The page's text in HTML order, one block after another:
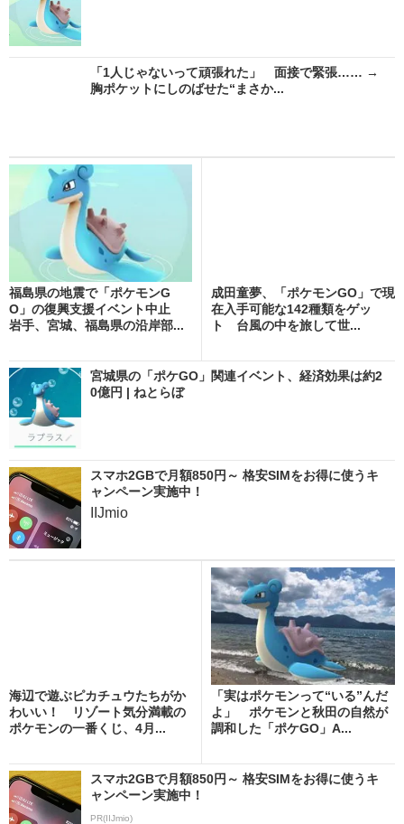
「1人じゃないって頑張れた」 面接で緊張…… →
胸ポケットにしのばせた“まさか...
福島県の地震で「ポケモンG
O」の復興支援イベント中止
岩手、宮城、福島県の沿岸部...
成田童夢、「ポケモンGO」で現
在入手可能な142種類をゲッ
ト 台風の中を旅して世...
宮城県の「ポケGO」関連イベント、経済効果は約2
0億円 | ねとらぼ
スマホ2GBで月額850円～ 格安SIMをお得に使うキ
ャンペーン実施中！
IIJmio
海辺で遊ぶピカチュウたちがか
わいい！ リゾート気分満載の
ポケモンの一番くじ、4月...
「実はポケモンって“いる”んだ
よ」 ポケモンと秋田の自然が
調和した「ポケGO」A...
スマホ2GBで月額850円～ 格安SIMをお得に使うキ
ャンペーン実施中！
PR(IIJmio)